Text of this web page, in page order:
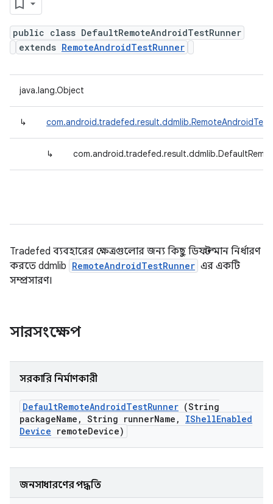
public class DefaultRemoteAndroidTestRunner
extends RemoteAndroidTestRunner
java.lang.Object
↳
↳
Tradefed ব্যবহারের ক্ষেত্রগুলোর জন্য কিছু ডিফল্ট মান নির্ধারণ
করতে ddmlib RemoteAndroidTestRunner এর একটি
সম্প্রসারণ।
সারসংক্ষেপ
সরকারি নির্মাণকারী
DefaultRemoteAndroidTestRunner (String
packageName , String runnerName , IShellEnabled
Device remoteDevice)
জনসাধারণের পদ্ধতি